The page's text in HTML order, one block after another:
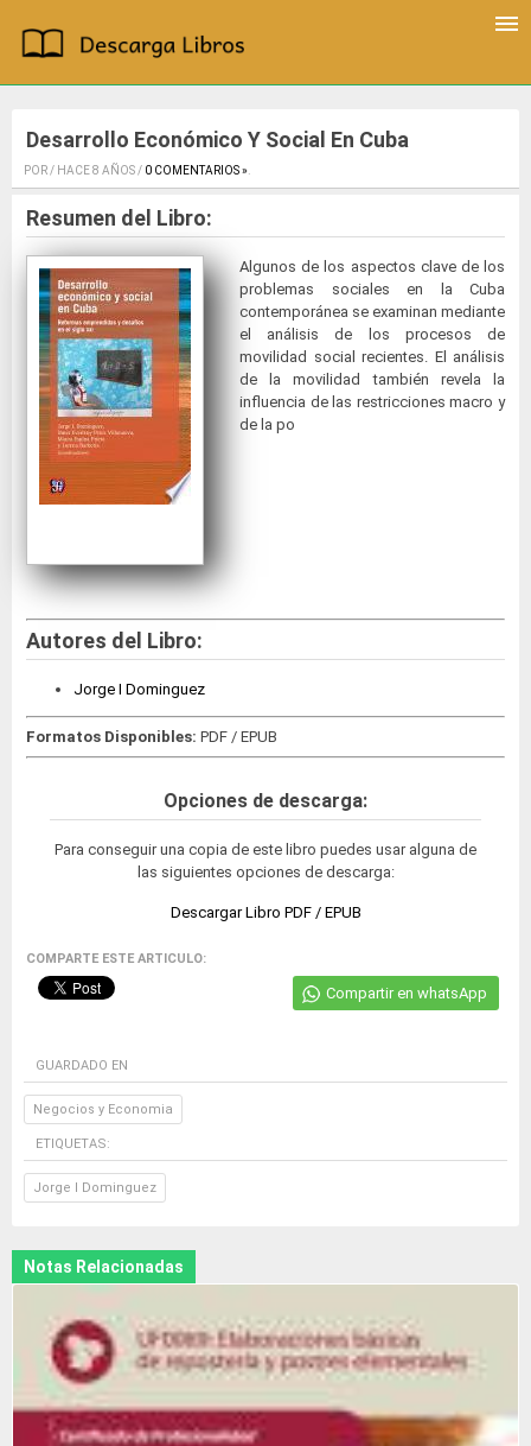
Desarrollo Económico Y Social En Cuba
POR / HACE 8 AÑOS / 0 COMENTARIOS ».
Resumen del Libro:
Algunos de los aspectos clave de los
problemas sociales en la Cuba
contemporánea se examinan mediante
el análisis de los procesos de
movilidad social recientes. El análisis
de la movilidad también revela la
influencia de las restricciones macro y
de la po
Autores del Libro:
Jorge I Dominguez
Formatos Disponibles: PDF / EPUB
Opciones de descarga:
Para conseguir una copia de este libro puedes usar alguna de
las siguientes opciones de descarga:
Descargar Libro PDF / EPUB
COMPARTE ESTE ARTICULO:
Compartir en whatsApp
GUARDADO EN
Negocios y Economia
ETIQUETAS:
Jorge I Dominguez
Notas Relacionadas